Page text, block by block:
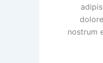
nostrum